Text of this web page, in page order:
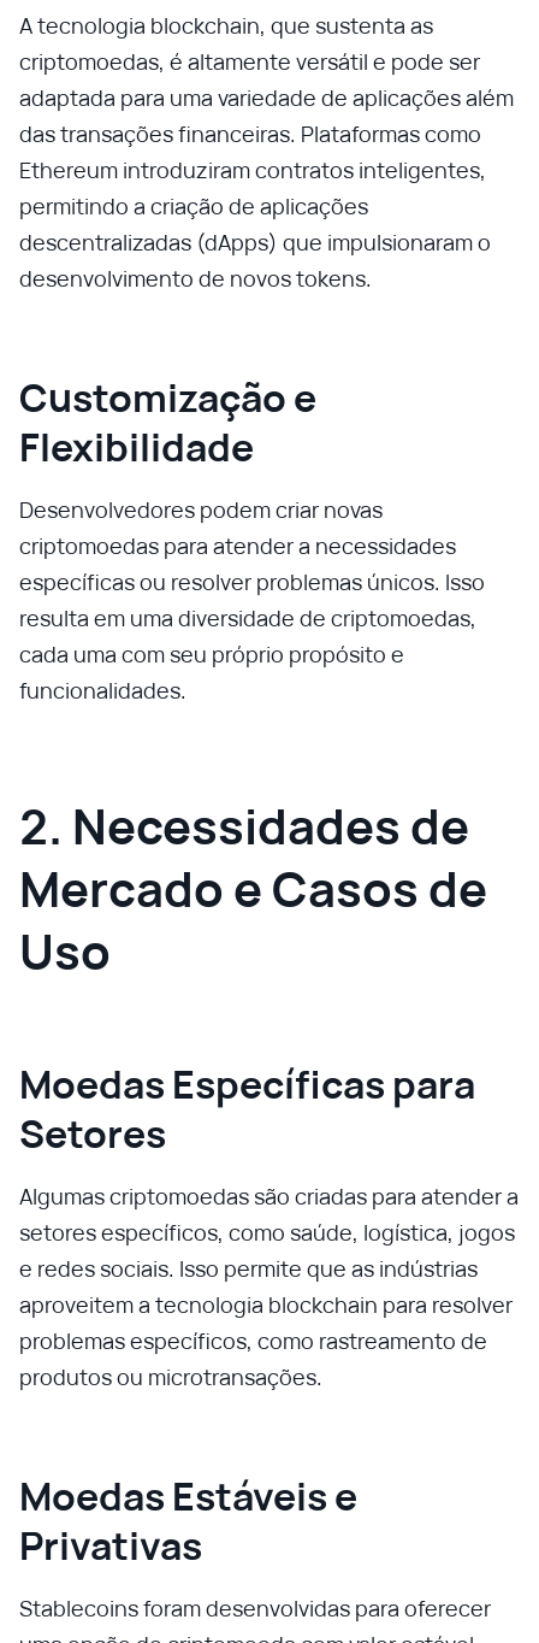
A tecnologia blockchain, que sustenta as
criptomoedas, é altamente versátil e pode ser
adaptada para uma variedade de aplicações além
das transações financeiras. Plataformas como
Ethereum introduziram contratos inteligentes,
permitindo a criação de aplicações
descentralizadas (dApps) que impulsionaram o
desenvolvimento de novos tokens.
Customização e
Flexibilidade
Desenvolvedores podem criar novas
criptomoedas para atender a necessidades
específicas ou resolver problemas únicos. Isso
resulta em uma diversidade de criptomoedas,
cada uma com seu próprio propósito e
funcionalidades.
2. Necessidades de
Mercado e Casos de
Uso
Moedas Específicas para
Setores
Algumas criptomoedas são criadas para atender a
setores específicos, como saúde, logística, jogos
e redes sociais. Isso permite que as indústrias
aproveitem a tecnologia blockchain para resolver
problemas específicos, como rastreamento de
produtos ou microtransações.
Moedas Estáveis e
Privativas
Stablecoins foram desenvolvidas para oferecer